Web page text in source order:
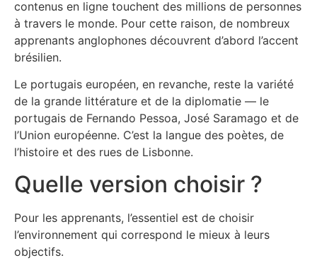
contenus en ligne touchent des millions de personnes
à travers le monde. Pour cette raison, de nombreux
apprenants anglophones découvrent d’abord l’accent
brésilien.
Le portugais européen, en revanche, reste la variété
de la grande littérature et de la diplomatie — le
portugais de Fernando Pessoa, José Saramago et de
l’Union européenne. C’est la langue des poètes, de
l’histoire et des rues de Lisbonne.
Quelle version choisir ?
Pour les apprenants, l’essentiel est de choisir
l’environnement qui correspond le mieux à leurs
objectifs.